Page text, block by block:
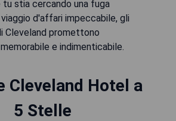
stia cercando una fuga
d'affari impeccabile, gli
Cleveland promettono
e indimenticabile.
Cleveland Hotel a
5 Stelle